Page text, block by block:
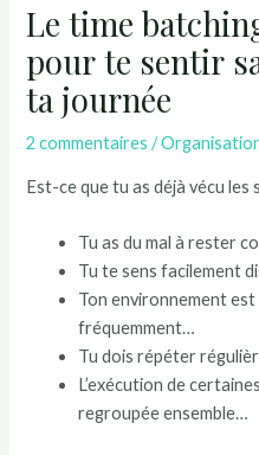
Le time
pour te sentir
ta journée
2 commentaires /
Est-ce que tu as déjà vécu les
Tu as du mal à rester
Tu te sens facilement
Ton environnement
fréquemment…
Tu dois répéter
L’exécution de
regroupée ensemble…